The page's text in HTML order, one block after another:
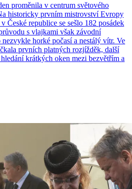
proměnila v centrum světového
historicky prvním mistrovství Evropy
České republice se sešlo 182 posádek
s vlajkami však závodní
horké počasí a nestálý vítr. Ve
prvních platných rozjížděk, další
krátkých oken mezi bezvětřím a